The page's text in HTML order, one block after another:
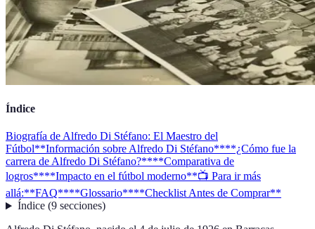
Índice
Biografía de Alfredo Di Stéfano: El Maestro del
Fútbol**Información sobre Alfredo Di Stéfano****¿Cómo fue la
carrera de Alfredo Di Stéfano?****Comparativa de
logros****Impacto en el fútbol moderno**📺 Para ir más
allá:**FAQ****Glossario****Checklist Antes de Comprar**
Índice(9 secciones)